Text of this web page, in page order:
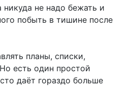
никуда не надо бежать и
побыть в тишине после
планы, списки,
есть один простой
даёт гораздо больше